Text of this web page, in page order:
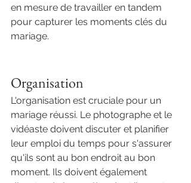
en mesure de travailler en tandem
pour capturer les moments clés du
mariage.
Organisation
L'organisation est cruciale pour un
mariage réussi. Le photographe et le
vidéaste doivent discuter et planifier
leur emploi du temps pour s'assurer
qu'ils sont au bon endroit au bon
moment. Ils doivent également